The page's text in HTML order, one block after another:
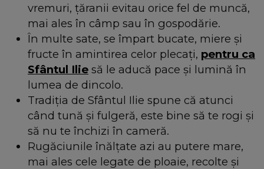
vremuri, țăranii evitau orice fel de muncă,
mai ales în câmp sau în gospodărie.
În multe sate, se împart bucate, miere și
fructe în amintirea celor plecați, pentru ca
Sfântul Ilie să le aducă pace și lumină în
lumea de dincolo.
Tradiția de Sfântul Ilie spune că atunci
când tună și fulgeră, este bine să te rogi și
să nu te închizi în cameră.
Rugăciunile înălțate azi au putere mare,
mai ales cele legate de ploaie, recolte și